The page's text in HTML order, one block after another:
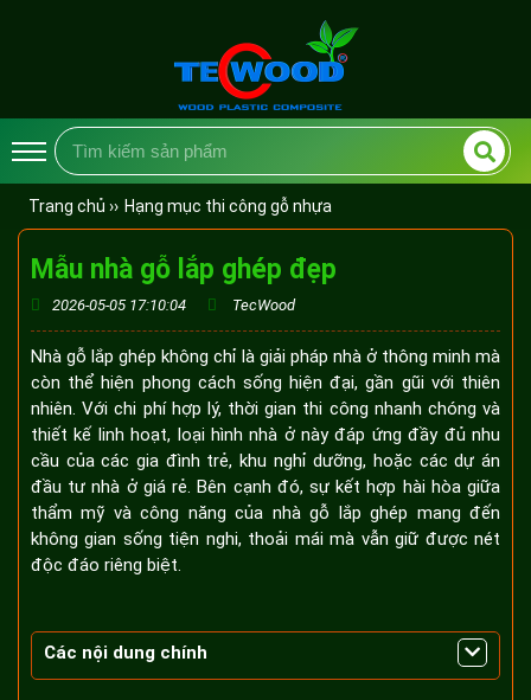
Trang chủ ›› Hạng mục thi công gỗ nhựa
Mẫu nhà gỗ lắp ghép đẹp
2026-05-05 17:10:04 TecWood
Nhà gỗ lắp ghép không chỉ là giải pháp nhà ở thông minh mà
còn thể hiện phong cách sống hiện đại, gần gũi với thiên
nhiên. Với chi phí hợp lý, thời gian thi công nhanh chóng và
thiết kế linh hoạt, loại hình nhà ở này đáp ứng đầy đủ nhu
cầu của các gia đình trẻ, khu nghỉ dưỡng, hoặc các dự án
đầu tư nhà ở giá rẻ. Bên cạnh đó, sự kết hợp hài hòa giữa
thẩm mỹ và công năng của nhà gỗ lắp ghép mang đến
không gian sống tiện nghi, thoải mái mà vẫn giữ được nét
độc đáo riêng biệt.
Các nội dung chính
Giới thiệu về nhà gỗ lắp ghép